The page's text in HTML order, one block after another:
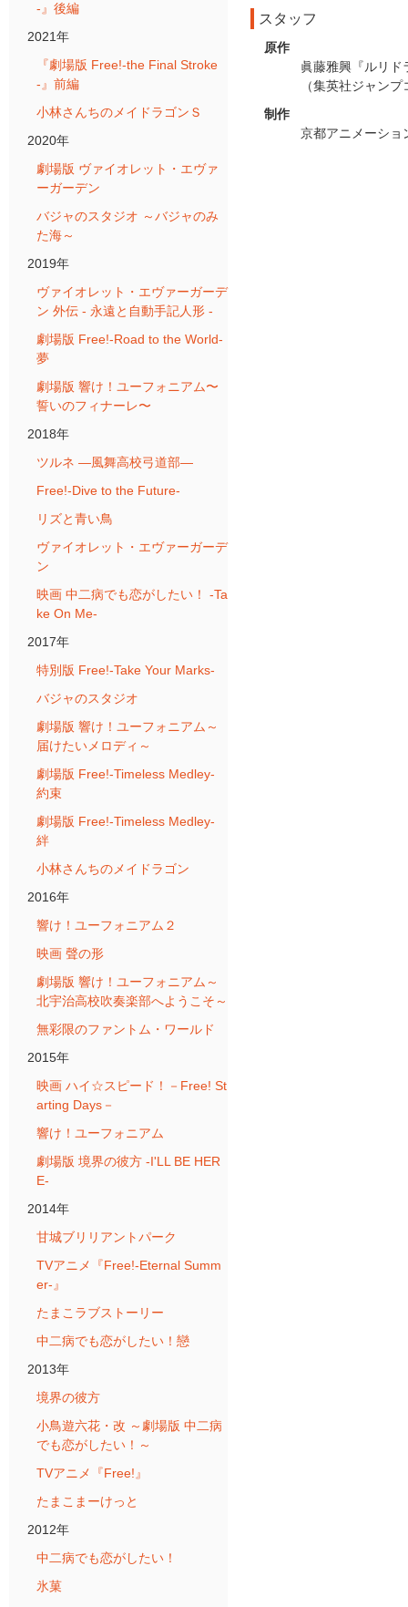
-』後編
2021年
『劇場版 Free!-the Final Stroke
-』前編
小林さんちのメイドラゴンＳ
2020年
劇場版 ヴァイオレット・エヴァ
ーガーデン
バジャのスタジオ ～バジャのみ
た海～
2019年
ヴァイオレット・エヴァーガーデ
ン 外伝 - 永遠と自動手記人形 -
劇場版 Free!-Road to the World-
夢
劇場版 響け！ユーフォニアム〜
誓いのフィナーレ〜
2018年
ツルネ ―風舞高校弓道部―
Free!-Dive to the Future-
リズと青い鳥
ヴァイオレット・エヴァーガーデ
ン
映画 中二病でも恋がしたい！ -Ta
ke On Me-
2017年
特別版 Free!-Take Your Marks-
バジャのスタジオ
劇場版 響け！ユーフォニアム～
届けたいメロディ～
劇場版 Free!-Timeless Medley-
約束
劇場版 Free!-Timeless Medley-
絆
小林さんちのメイドラゴン
2016年
響け！ユーフォニアム２
映画 聲の形
劇場版 響け！ユーフォニアム～
北宇治高校吹奏楽部へようこそ～
無彩限のファントム・ワールド
2015年
映画 ハイ☆スピード！－Free! St
arting Days－
響け！ユーフォニアム
劇場版 境界の彼方 -I'LL BE HER
E-
2014年
甘城ブリリアントパーク
TVアニメ『Free!-Eternal Summ
er-』
たまこラブストーリー
中二病でも恋がしたい！戀
2013年
境界の彼方
小鳥遊六花・改 ～劇場版 中二病
でも恋がしたい！～
TVアニメ『Free!』
たまこまーけっと
2012年
中二病でも恋がしたい！
氷菓
スタッフ
原作
眞藤雅興『ルリド
（集英社ジャン
制作
京都アニメーショ